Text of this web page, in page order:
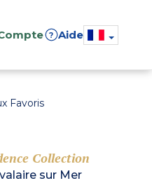
? Aide
Favoris
Collection
sur Mer